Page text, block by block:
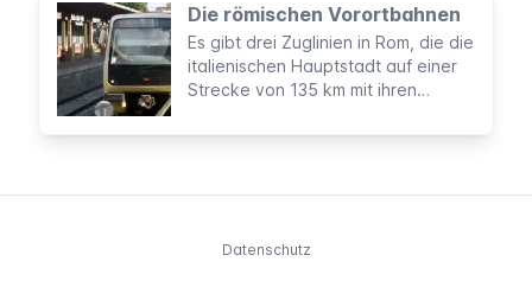
die für dich günstigste Option
wählen.
Die römischen Vorortbahnen
Es gibt drei Zuglinien in Rom, die die
italienischen Hauptstadt auf einer
Strecke von 135 km mit ihren
Erweiterung der römischen U-Bahn
Gesellschaft verwaltet wie die U-
Datenschutz